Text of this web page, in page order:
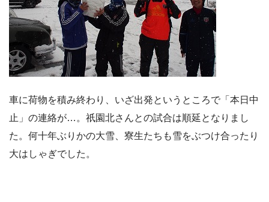
車に荷物を積み終わり、いざ出発というところで「本日中
止」の連絡が…。祇園北さんとの試合は順延となりまし
た。何十年ぶりかの大雪、寮生たちも雪をぶつけ合ったり
大はしゃぎでした。